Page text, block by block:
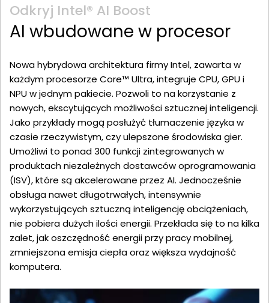
Odkryj Intel® AI Boost
AI wbudowane w procesor
Nowa hybrydowa architektura firmy Intel, zawarta w
każdym procesorze Core™ Ultra, integruje CPU, GPU i
NPU w jednym pakiecie. Pozwoli to na korzystanie z
nowych, ekscytujących możliwości sztucznej inteligencji.
Jako przykłady mogą posłużyć tłumaczenie języka w
czasie rzeczywistym, czy ulepszone środowiska gier.
Umożliwi to ponad 300 funkcji zintegrowanych w
produktach niezależnych dostawców oprogramowania
(ISV), które są akcelerowane przez AI. Jednocześnie
obsługa nawet długotrwałych, intensywnie
wykorzystujących sztuczną inteligencję obciążeniach,
nie pobiera dużych ilości energii. Przekłada się to na kilka
zalet, jak oszczędność energii przy pracy mobilnej,
zmniejszona emisja ciepła oraz większa wydajność
komputera.